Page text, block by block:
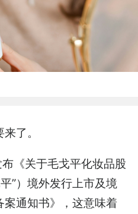
了。
《关于毛戈平化妆品股
”）境外发行上市及境
案通知书》，这意味着